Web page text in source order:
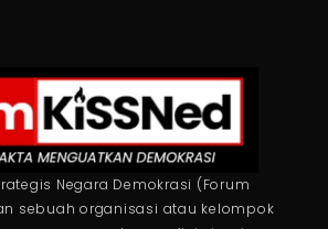
Negara Demokrasi (Forum
sebuah organisasi atau kelompok